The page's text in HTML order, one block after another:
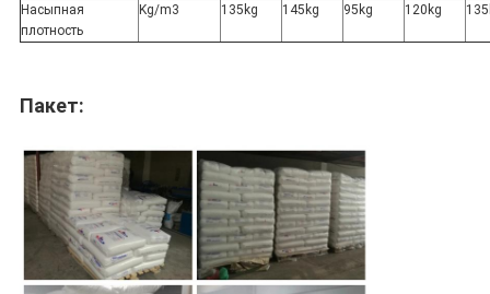
Насыпная
плотность
Kg/m3 135kg 145kg 95kg 120kg
Пакет: